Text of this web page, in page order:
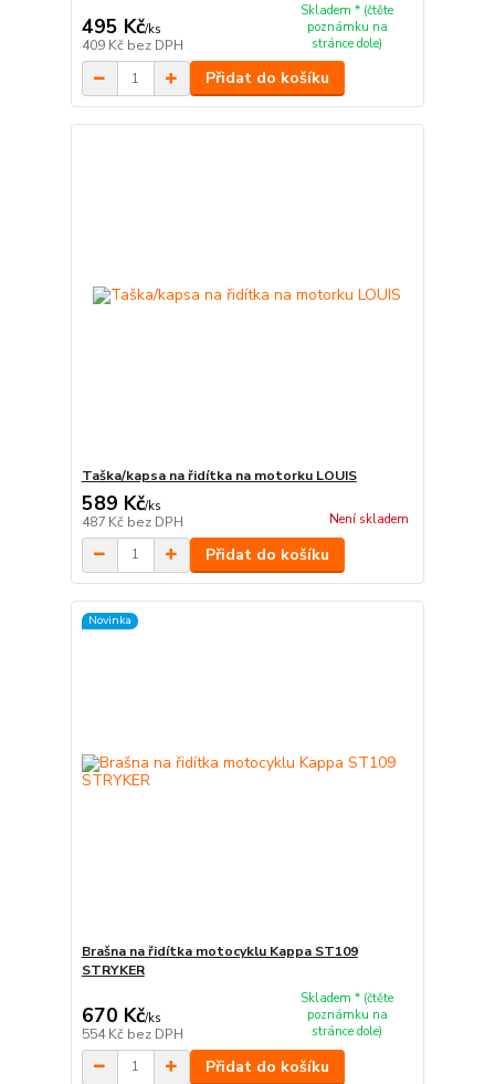
495 Kč/ks
409 Kč bez DPH
Skladem * (čtěte
poznámku na
stránce dole)
Přidat do košíku
Taška/kapsa na řidítka na motorku LOUIS
589 Kč/ks
487 Kč bez DPH Není skladem
Přidat do košíku
Novinka
Brašna na řidítka motocyklu Kappa ST109
STRYKER
670 Kč/ks
554 Kč bez DPH
Skladem * (čtěte
poznámku na
stránce dole)
Přidat do košíku